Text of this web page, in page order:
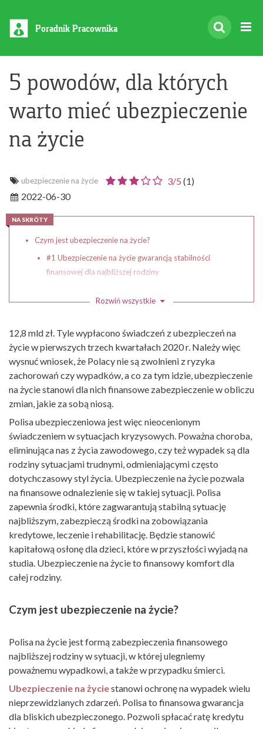
Poradnik Pracownika
5 powodów, dla których
warto mieć ubezpieczenie
na życie
ubezpieczenie na życie 3/5 (1)
2022-06-30
NA SKRÓTY
Czym jest ubezpieczenie na życie?
#1 Ubezpieczenie na życie gwarancją stabilności
finansowej dla najbliższej rodziny
niepełnosprawności
hipoteczny
#4 Polisa na życie - zapewnione leczenie i rehabilitacja
#5 Optymalnie skonfigurowane ubezpieczenie =
finansowy komfort
Rozwiń wszystkie
12,8 mld zł. Tyle wypłacono świadczeń z ubezpieczeń na
życie w pierwszych trzech kwartałach 2020 r. Należy więc
wysnuć wniosek, że Polacy nie są zwolnieni z ryzyka
zachorowań czy wypadków, a co za tym idzie, ubezpieczenie
na życie stanowi dla nich finansowe zabezpieczenie w obliczu
zmian, jakie za sobą niosą.
Polisa ubezpieczeniowa jest więc nieocenionym
świadczeniem w sytuacjach kryzysowych. Poważna choroba,
eliminująca nas z życia zawodowego, czy też wypadek są dla
rodziny sytuacjami trudnymi, odmieniającymi często
dotychczasowy styl życia. Ubezpieczenie na życie pozwala
na finansowe odnalezienie się w takiej sytuacji. Polisa
zapewnia środki, które zagwarantują stabilną sytuację
najbliższym, zabezpieczą środki na zobowiązania
kredytowe, leczenie i rehabilitację. Będzie stanowić
kapitałową osłonę dla dzieci, które w przyszłości wyjadą na
studia. Ubezpieczenie na życie to finansowy komfort dla
całej rodziny.
Czym jest ubezpieczenie na życie?
Polisa na życie jest formą zabezpieczenia finansowego
najbliższej rodziny w sytuacji, w której ulegniemy
poważnemu wypadkowi, a także w przypadku śmierci.
Ubezpieczenie na życiestanowi ochronę na wypadek wielu
nieprzewidzianych zdarzeń. Polisa to finansowa gwarancja
dla bliskich ubezpieczonego. Pozwoli spłacać ratę kredytu